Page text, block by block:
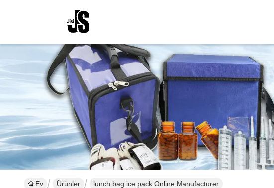
Ev Ürünler lunch bag ice pack Online Manufacturer